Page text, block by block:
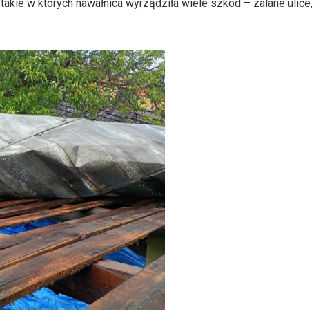
w których nawałnica wyrządziła wiele szkód – zalane ulice,